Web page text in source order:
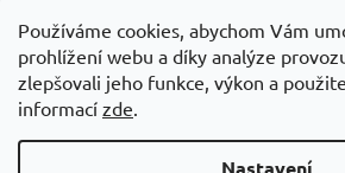
Používáme cookies, abychom Vám
prohlížení webu a díky analýze
zlepšovali jeho funkce, výkon a
informací zde.
Nastavení
Recyklační příspěvky a zpětný odběr